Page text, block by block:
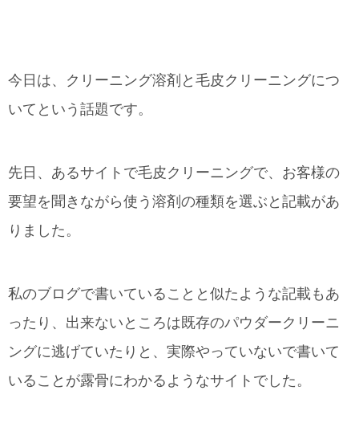
今日は、クリーニング溶剤と毛皮クリーニングにつ
いてという話題です。
先日、あるサイトで毛皮クリーニングで、お客様の
要望を聞きながら使う溶剤の種類を選ぶと記載があ
りました。
私のブログで書いていることと似たような記載もあ
ったり、出来ないところは既存のパウダークリーニ
ングに逃げていたりと、実際やっていないで書いて
いることが露骨にわかるようなサイトでした。